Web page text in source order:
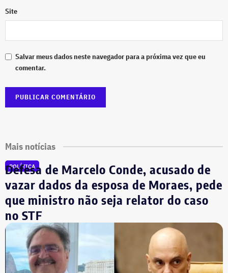
Site
Salvar meus dados neste navegador para a próxima vez que eu
comentar.
Mais notícias
POLÍTICA
Defesa de Marcelo Conde, acusado de
vazar dados da esposa de Moraes, pede
que ministro não seja relator do caso
no STF